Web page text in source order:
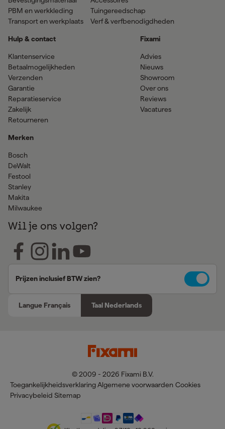
PBM en werkkleding
Transport en werkplaats
Tuingereedschap
Verf & verfbenodigdheden
Hulp & contact
Klantenservice
Betaalmogelijkheden
Verzenden
Garantie
Reparatieservice
Zakelijk
Retourneren
Merken
Bosch
DeWalt
Festool
Stanley
Makita
Milwaukee
Fixami
Advies
Nieuws
Showroom
Over ons
Reviews
Vacatures
Wil je ons volgen?
Prijzen inclusief BTW zien?
Langue Français Taal Nederlands
© 2009 - 2026 Fixami B.V.
Toegankelijkheidsverklaring Algemene voorwaarden Cookies
Privacybeleid Sitemap